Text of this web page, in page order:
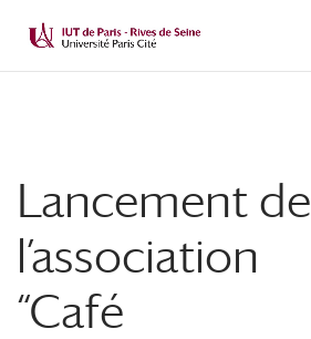
Lancement de
l’association
“Café